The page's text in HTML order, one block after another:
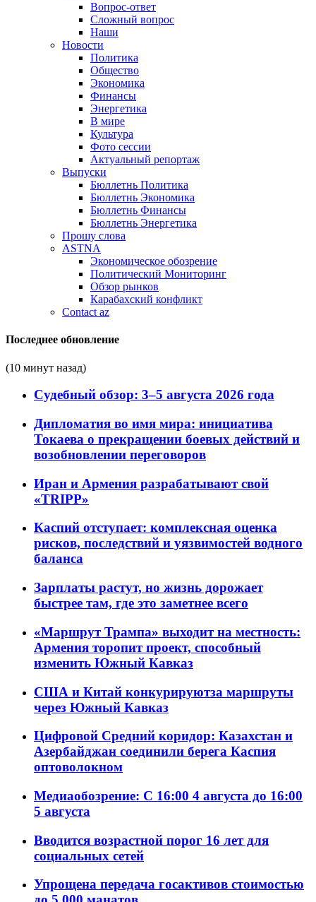
Вопрос-ответ
Сложный вопрос
Наши
Новости
Политика
Общество
Экономика
Финансы
Энергетика
В мире
Культура
Фото сессии
Актуальный репортаж
Выпуски
Бюллетнь Политика
Бюллетнь Экономика
Бюллетнь Финансы
Бюллетнь Энергетика
Прошу слова
ASTNA
Экономическое обозрение
Политический Мониторинг
Обзор рынков
Карабахский конфликт
Contact az
Последнее обновление
(10 минут назад)
Судебный обзор: 3–5 августа 2026 года
Дипломатия во имя мира: инициатива
Токаева о прекращении боевых действий и
возобновлении переговоров
Иран и Армения разрабатывают свой
«TRIPP»
Каспий отступает: комплексная оценка
рисков, последствий и уязвимостей водного
баланса
Зарплаты растут, но жизнь дорожает
быстрее там, где это заметнее всего
«Маршрут Трампа» выходит на местность:
Армения торопит проект, способный
изменить Южный Кавказ
США и Китай конкурируютза маршруты
через Южный Кавказ
Цифровой Средний коридор: Казахстан и
Азербайджан соединили берега Каспия
оптоволокном
Медиаобозрение: С 16:00 4 августа до 16:00
5 августа
Вводится возрастной порог 16 лет для
социальных сетей
Упрощена передача госактивов стоимостью